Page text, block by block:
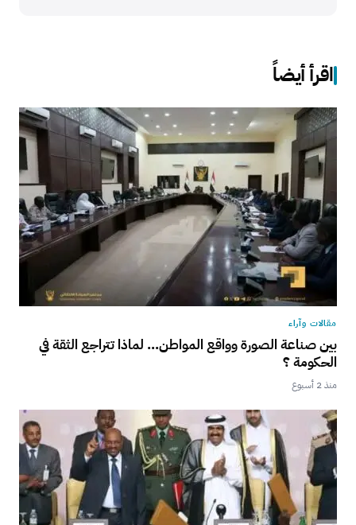
اقرأ أيضاً
مقالات وآراء
بين صناعة الصورة وواقع المواطن… لماذا تتراجع الثقة في
الحكومة ؟
منذ 2 أسبوع